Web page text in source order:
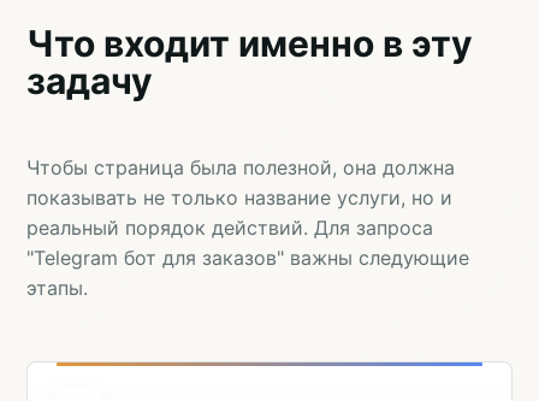
Что входит именно в эту
задачу
Чтобы страница была полезной, она должна
показывать не только название услуги, но и
реальный порядок действий. Для запроса
"Telegram бот для заказов" важны следующие
этапы.